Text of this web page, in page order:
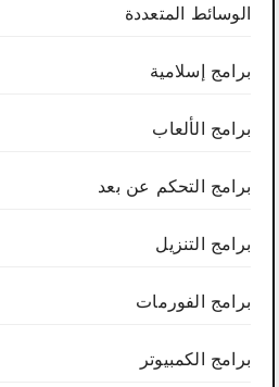
الوسائط المتعددة
برامج إسلامية
برامج الألعاب
برامج التحكم عن بعد
برامج التنزيل
برامج الفورمات
برامج الكمبيوتر